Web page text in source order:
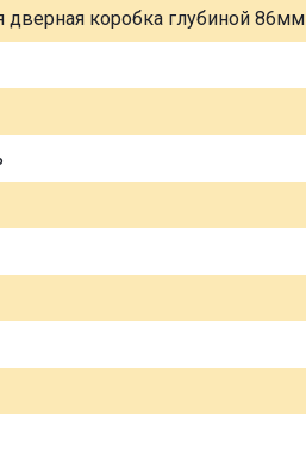
дверная коробка глубиной 86мм